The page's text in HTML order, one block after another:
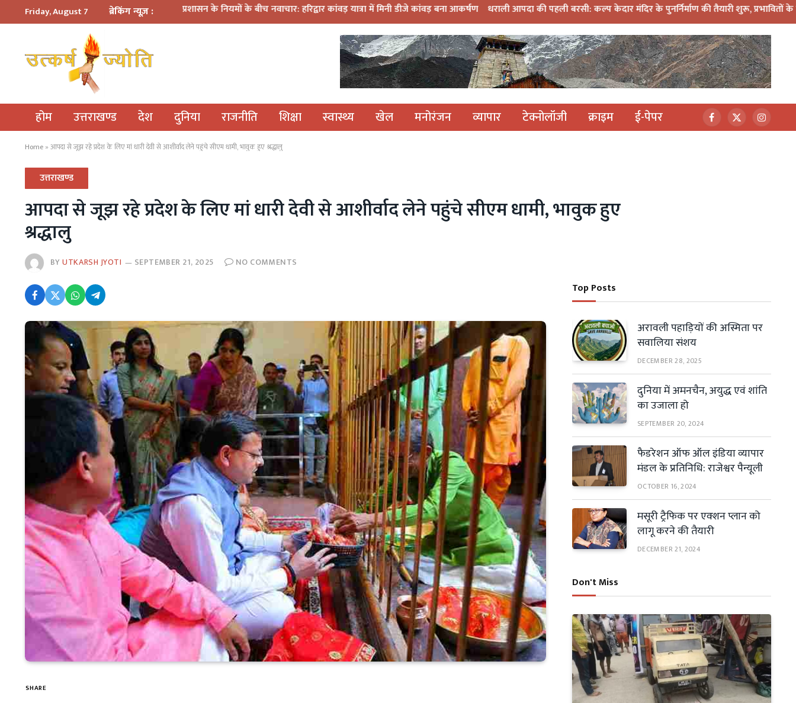
Friday, August 7 ब्रेकिंग न्यूज़ :
प्रशासन के नियमों के बीच नवाचार: हरिद्वार कांवड़ यात्रा में मिनी डीजे कांवड़ बना आकर्षण धराली आपदा की पहली बरसी: कल्प केदार मंदिर के पुनर्निर्माण की तैयारी शुरू, प्रभावितों के पुनर्वास को मिलेगी
होम उत्तराखण्ड देश दुनिया राजनीति शिक्षा स्वास्थ्य खेल मनोरंजन व्यापार टेक्नोलॉजी क्राइम ई-पेपर Facebook
X
(Twitter)
Home » आपदा से जूझ रहे प्रदेश के लिए मां धारी देवी से आशीर्वाद लेने पहुंचे सीएम धामी, भावुक हुए श्रद्धालु
उत्तराखण्ड
आपदा से जूझ रहे प्रदेश के लिए मां धारी देवी से आशीर्वाद लेने पहुंचे सीएम धामी, भावुक हुए
श्रद्धालु
BYUTKARSH JYOTI SEPTEMBER 21, 2025 NO COMMENTS
SHARE
Top Posts
अरावली पहाड़ियों की अस्मिता पर
सवालिया संशय
DECEMBER 28, 2025
दुनिया में अमनचैन, अयुद्ध एवं शांति
का उजाला हो
SEPTEMBER 20, 2024
फैडरेशन ऑफ ऑल इंडिया व्यापार
मंडल के प्रतिनिधि: राजेश्वर पैन्यूली
OCTOBER 16, 2024
मसूरी ट्रैफिक पर एक्शन प्लान को
लागू करने की तैयारी
DECEMBER 21, 2024
Don't Miss